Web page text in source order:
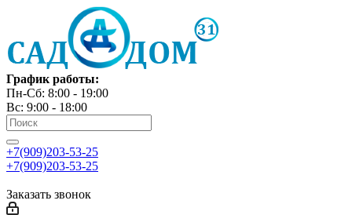
График работы:
Пн-Сб: 8:00 - 19:00
Вс: 9:00 - 18:00
+7(909)203-53-25
+7(909)203-53-25
Заказать звонок